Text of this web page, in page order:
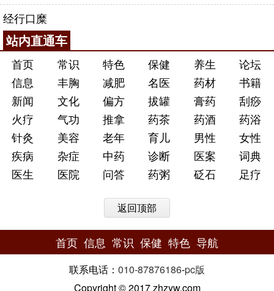
经行口糜
站内直通车
首页 常识 特色 保健 养生
论坛
信息
丰胸 减肥 名医 药材
书籍
新闻
文化 偏方 拔罐 膏药
刮痧
火疗
气功 推拿 药茶 药酒
药浴
针灸
美容 老年 育儿 男性
女性
疾病
杂症 中药 诊断 医案
词典
医生
医院 问答 药粥 砭石 足疗
返回顶部
首页 信息 常识 保健 特色 导航
联系电话： 010-87876186-pc版
Copyright © 2017 zhzyw.com